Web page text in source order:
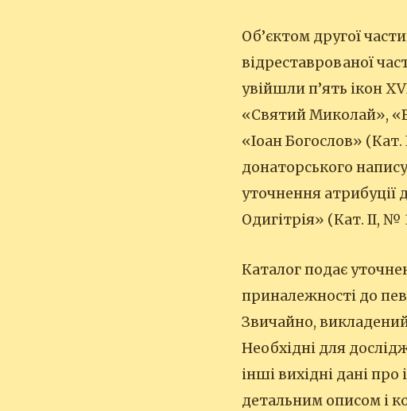
Об’єктом другої
відреставрованої
увійшли п’ять ікон
«Святий Миколай»,
«Іоан Богослов»
донаторського
уточнення атрибуції
Одигітрія» (Кат. ІІ,
Каталог подає
приналежності до
Звичайно,
Необхідні для
інші вихідні дані
детальним описом і